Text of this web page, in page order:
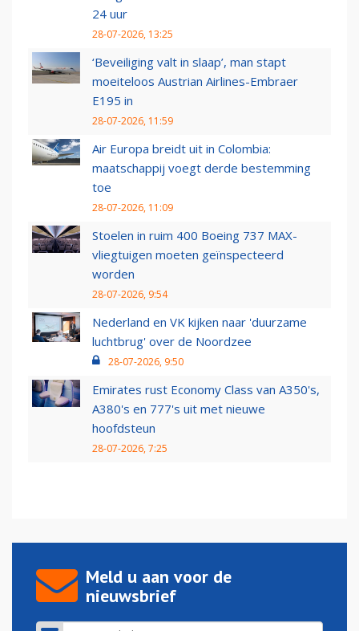
24 uur
28-07-2026, 13:25
‘Beveiliging valt in slaap’, man stapt
moeiteloos Austrian Airlines-Embraer
E195 in
28-07-2026, 11:59
Air Europa breidt uit in Colombia:
maatschappij voegt derde bestemming
toe
28-07-2026, 11:09
Stoelen in ruim 400 Boeing 737 MAX-
vliegtuigen moeten geïnspecteerd
worden
28-07-2026, 9:54
Nederland en VK kijken naar 'duurzame
luchtbrug' over de Noordzee
28-07-2026, 9:50
Emirates rust Economy Class van A350's,
A380's en 777's uit met nieuwe
hoofdsteun
28-07-2026, 7:25
Meld u aan voor de
nieuwsbrief